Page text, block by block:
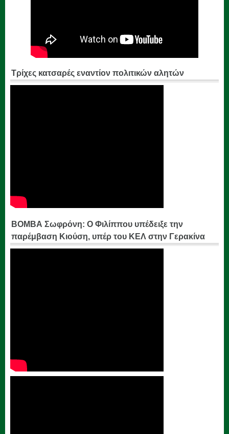
Τρίχες κατσαρές εναντίον πολιτικών αλητών
ΒΟΜΒΑ Σωφρόνη: Ο Φιλίππου υπέδειξε την
παρέμβαση Κιούση, υπέρ του ΚΕΛ στην Γερακίνα